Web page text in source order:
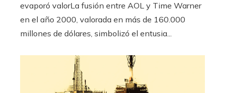
evaporó valorLa fusión entre AOL y Time Warner
en el año 2000, valorada en más de 160.000
millones de dólares, simbolizó el entusia...